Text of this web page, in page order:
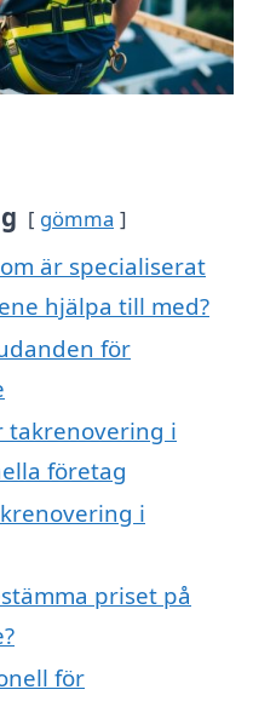
gömma
är specialiserat
hjälpa till med?
för
takrenovering i
företag
i
priset på
för